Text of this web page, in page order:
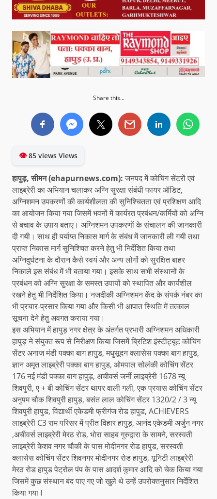
Share this...
👁85 views Views
हापुड़, सीमन (ehapurnews.com): जनपद में कोचिंग सेंटरों एवं
लाइब्रेरी का अभियान चलाकर अग्नि सुरक्षा संबंधी फायर ऑडिट,
अग्निशमन उपकरणों की कार्यशीलता की सुनिश्चितता एवं प्रशिक्षण आदि
का आयोजन किया गया जिसमें भवनों में कार्यरत प्रबंधन/कर्मियों को अग्नि
से बचाव के उपाय बताए। अग्निशमन उपकरणों के संचालन की जानकारी
दी गयी। साथ ही पर्याप्त निकास मार्ग के संबंध में जानकारी ली गयी तथा
प्राप्त निकास मार्ग सुनिश्चित करने हेतु भी निर्देशित किया तथा
अग्निदुर्घटना के दौरान कैसे स्वयं और अन्य लोगों को सुरक्षित बाहर
निकाले इस संबंध में भी बताया गया। इसके साथ सभी संस्थानों के
प्रबंधन को अग्नि सुरक्षा के समस्त उपायों को स्थापित और कार्यशील
रखने हेतु भी निर्देशित किया। नजदीकी अग्निशमन केंद के संपर्क नंबर का
भी प्रचार-प्रसार किया गया और किसी भी आपात स्थिति में तत्काल
सूचना देने हेतु अवगत कराया गया।
इस अभियान में हापुड़ नगर क्षेत्र के अंतर्गत प्रभारी अग्निशमन अधिकारी
हापुड़ ने संयुक्त रूप से निरीक्षण किया जिसमें ब्रिटिश इंस्टीट्यूट कोचिंग
सेंटर अनाज मंडी पक्का बाग हापुड, मधुसूदन क्लासेस पक्का बाग हापुड,
ज्ञान अमृत लाइब्रेरी पक्का बाग हापुड, ओमपाल सोलंकी कोचिंग सेंटर
176 नई मंडी पक्का बाग हापुड़, अचीवर्स जर्नी लाइब्रेरी 1678 न्यू
शिवपुरी, ए + बी कोचिंग सेंटर थापर वाली गली, एक प्रयास कोचिंग सेंटर
अनुपम चौक शिवपुरी हापुड़, बसंत लाल कोचिंग सेंटर 1320/2 / 3 न्यू
शिवपुरी हापुड, विद्यार्थी एकेडमी फ्रीगंज रोड हापुड, ACHIEVERS
लाइब्रेरी C3 राम परिसर में प्रीत विहार हापुड़, आनंद एकेडमी अर्जुन नगर
,अचीवर्स लाइब्रेरी मेरठ रोड, भोरा साहब गुरुद्वारा के सामने, सरस्वती
लाइब्रेरी केशव नगर चौकी के पास मोदीनगर रोड हापुड, सरस्वती
क्लासेस कोचिंग सेंटर शिवनगर मोदीनगर रोड हापुड, यूनिटी लाइब्रेरी
मेरठ रोड हापुड पेट्रोल पंप के पास आदर्श कुमार आदि को चेक किया गया
जिसमें कुछ संस्थान बंद पाए गए जो खुले थे उन्हें उपरोक्तनुसार निर्देशित
किया गया I